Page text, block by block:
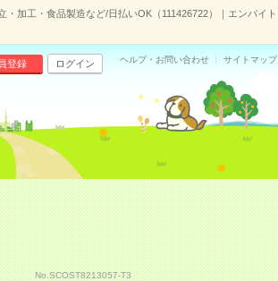
・加工・食品製造など/日払いOK（111426722）｜エンバイト
登録 ログイン ヘルプ・お問い合わせ サイトマップ
No.SCOST8213057-T3